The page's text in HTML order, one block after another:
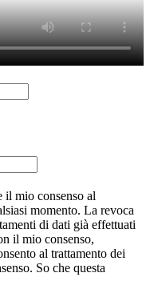
il mio consenso al
momento. La revoca
di dati già effettuati
il mio consenso,
al trattamento dei
So che questa